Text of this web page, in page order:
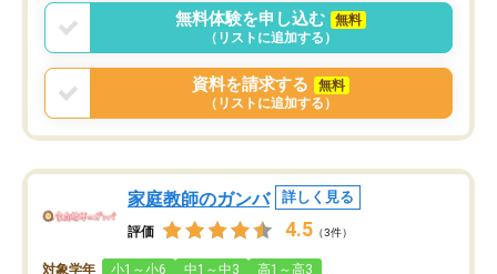
標を見つける事が出来ま
無料体験を申し込む
無料
（リストに追加する）
資料を請求する
無料
（リストに追加する）
家庭教師のガンバ 詳しく見る
評価 4.5 （3件）
対象学年 小1～小6 中1～中3 高1～高3